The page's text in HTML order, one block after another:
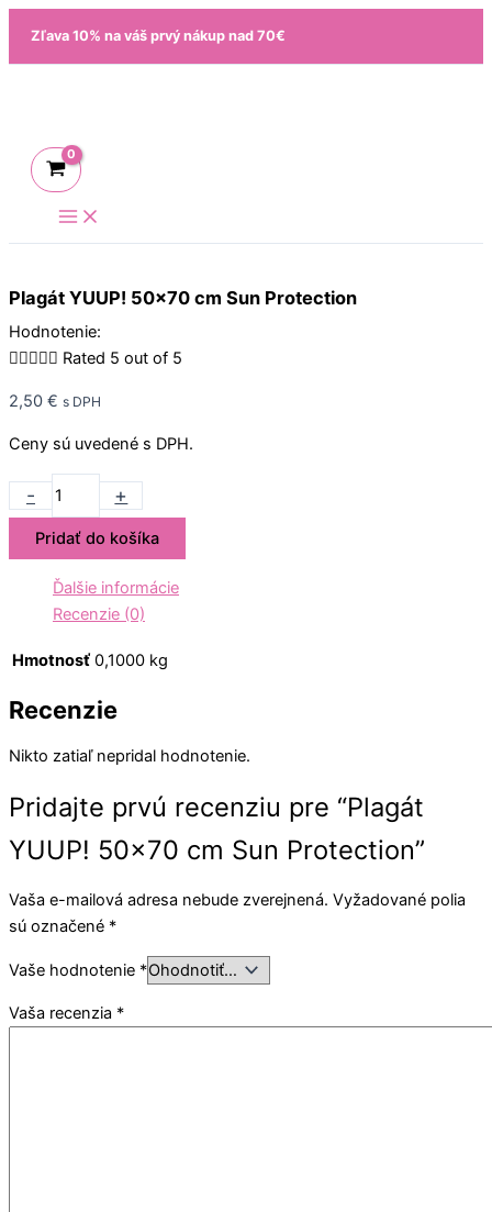
Preskočiť
obsah
Zľava 10% na váš prvý nákup nad 70€
Plagát YUUP! 50×70 cm Sun Protection
Hodnotenie:
 Rated 5 out of 5
2,50 € s DPH
Ceny sú uvedené s DPH.
-
množstvo
Plagát
YUUP!
Protection
+
Pridať do košíka
Ďalšie informácie
Recenzie (0)
Hmotnosť 0,1000 kg
Recenzie
Nikto zatiaľ nepridal hodnotenie.
Pridajte prvú recenziu pre “Plagát
YUUP! 50×70 cm Sun Protection”
Vaša e-mailová adresa nebude zverejnená. Vyžadované polia
sú označené *
Vaše hodnotenie *
Vaša recenzia *